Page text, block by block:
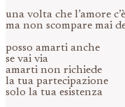
una volta che l’amore
ma non scompare mai
posso amarti anche
se vai via
amarti non richiede
la tua partecipazione
solo la tua esistenza